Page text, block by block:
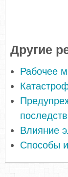
Другие
Рабочее
Влияние
Способы